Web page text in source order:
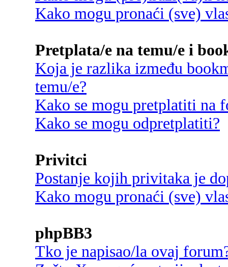
Kako mogu pronaći (sve)
Pretplata/e na temu/e i
Koja je razlika između
temu/e?
Kako se mogu pretplatiti na
Kako se mogu odpretplatiti?
Privitci
Postanje kojih privitaka je
Kako mogu pronaći (sve)
phpBB3
Tko je napisao/la ovaj